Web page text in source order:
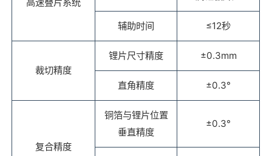
辅助时间 ≤12秒
裁切精度
锂片尺寸精度 ±0.3mm
直角精度 ±0.3°
复合精度
铜箔与锂片位置
垂直精度
±0.3°